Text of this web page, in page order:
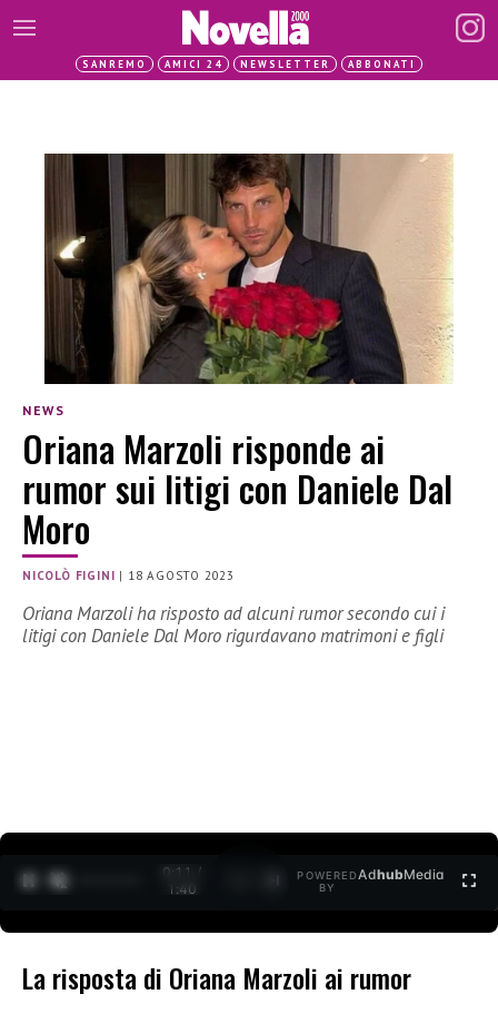
SANREMO AMICI 24 NEWSLETTER ABBONATI
NEWS
Oriana Marzoli risponde ai
rumor sui litigi con Daniele Dal
Moro
NICOLÒ FIGINI | 18 AGOSTO 2023
Oriana Marzoli ha risposto ad alcuni rumor secondo cui i
litigi con Daniele Dal Moro rigurdavano matrimoni e figli
0:11 /
1:40
POWERED
BY
AdhubMedia
La risposta di Oriana Marzoli ai rumor